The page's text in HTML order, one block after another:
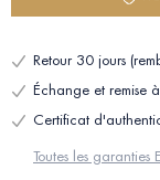
Retour 30 jours
Échange et remise
Certificat
Toutes les garanties